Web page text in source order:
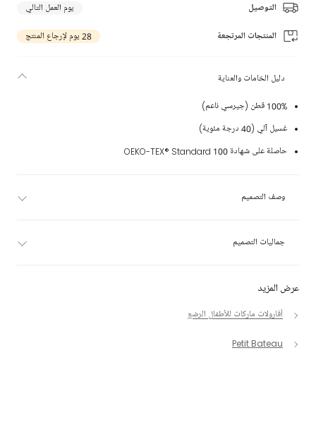
التوصيل يوم العمل التالي
المنتجات المرتجعة 28 يوم لإرجاع المنتج
عرض المزيد
أفارولات ماركات للأطفال الرضع
Petit Bateau
دليل الخامات والعناية
100% قطن (جيرسي ناعم)
غسيل آلي (40 درجة مئوية)
حاصلة على شهادة OEKO-TEX® Standard 100
وصف التصميم
جماليات التصميم